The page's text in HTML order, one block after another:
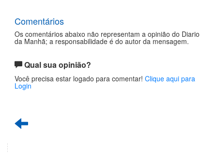
Comentários
Os comentários abaixo não representam a opinião do Diario
da Manhã; a responsabilidade é do autor da mensagem.
Qual sua opinião?
Você precisa estar logado para comentar! Clique aqui para
Login